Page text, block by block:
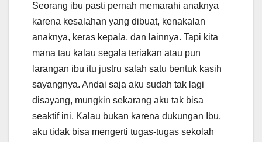
Seorang ibu pasti pernah memarahi anaknya
karena kesalahan yang dibuat, kenakalan
anaknya, keras kepala, dan lainnya. Tapi kita
mana tau kalau segala teriakan atau pun
larangan ibu itu justru salah satu bentuk kasih
sayangnya. Andai saja aku sudah tak lagi
disayang, mungkin sekarang aku tak bisa
seaktif ini. Kalau bukan karena dukungan Ibu,
aku tidak bisa mengerti tugas-tugas sekolah